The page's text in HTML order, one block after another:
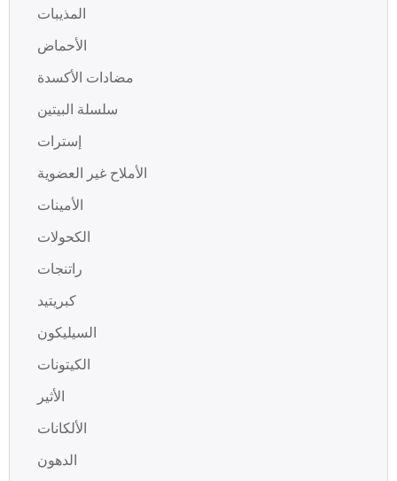
المذيبات
الأحماض
مضادات الأكسدة
سلسلة البيتين
إسترات
الأملاح غير العضوية
الأمينات
الكحولات
راتنجات
كبريتيد
السيليكون
الكيتونات
الأثير
الألكانات
الدهون